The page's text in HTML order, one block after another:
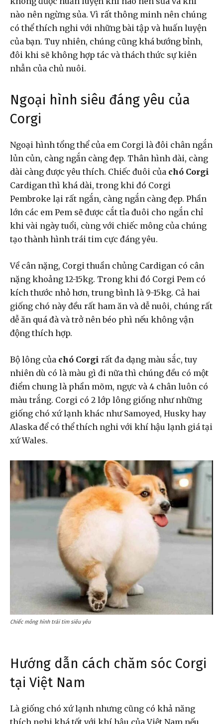
nào nên ngừng sủa. Vì rất thông minh nên chúng
có thể thích nghi với những bài tập và huấn luyện
của bạn. Tuy nhiên, chúng cũng khá bướng bỉnh,
đôi khi sẽ không hợp tác và thách thức sự kiên
nhẫn của chủ nuôi.
Ngoại hình siêu đáng yêu của
Corgi
Ngoại hình tổng thể của em Corgi là đôi chân ngắn
lủn củn, càng ngắn càng đẹp. Thân hình dài, càng
dài càng được yêu thích. Chiếc đuôi của chó Corgi
Cardigan thì khá dài, trong khi đó Corgi
Pembroke lại rất ngắn, càng ngắn càng đẹp. Phần
lớn các em Pem sẽ được cắt tỉa đuôi cho ngắn chỉ
khi vài ngày tuổi, cùng với chiếc mông của chúng
tạo thành hình trái tim cực đáng yêu.
Về cân nặng, Corgi thuần chủng Cardigan có cân
nặng khoảng 12-15kg. Trong khi đó Corgi Pem có
kích thước nhỏ hơn, trung bình là 9-15kg. Cả hai
giống chó này đều rất ham ăn và dễ nuôi, chúng rất
dễ ăn quá đà và trở nên béo phì nếu không vận
động thích hợp.
Bộ lông của chó Corgi rất đa dạng màu sắc, tuy
nhiên dù có là màu gì đi nữa thì chúng đều có một
điểm chung là phần mõm, ngực và 4 chân luôn có
màu trắng. Corgi có 2 lớp lông giống như những
giống chó xứ lạnh khác như Samoyed, Husky hay
Alaska để có thể thích nghi với khí hậu lạnh giá tại
xứ Wales.
Chiếc mông hình trái tim siêu yêu
Hướng dẫn cách chăm sóc Corgi
tại Việt Nam
Là giống chó xứ lạnh nhưng cũng có khả năng